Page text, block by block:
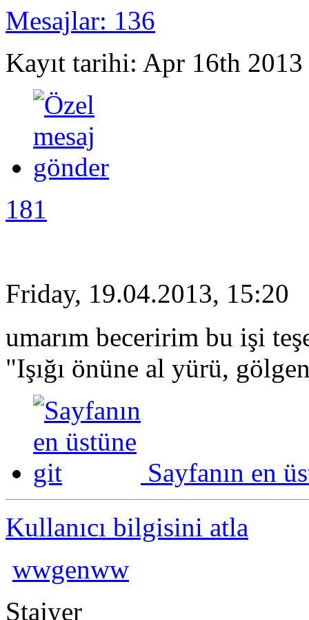
Mesajlar: 136
Kayıt tarihi: Apr 16th 2013
181
Friday, 19.04.2013, 15:20
umarım beceririm bu işi
"Işığı önüne al yürü,
Sayfanın en
Kullanıcı bilgisini atla
wwgenww
Stajyer